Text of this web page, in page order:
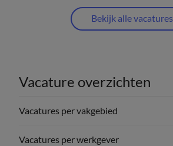
Bekijk alle vacatures
Vacature overzichten
Vacatures per vakgebied
Vacatures per werkgever